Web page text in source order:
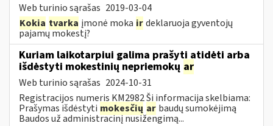
Web turinio sąrašas 2019-03-04
Kokia tvarka įmonė moka irdeklaruoja gyventojų
pajamų mokestį?
Kuriam laikotarpiui galima prašyti atidėti arba
išdėstyti mokestinių nepriemokų ar
Web turinio sąrašas 2024-10-31
Registracijos numeris KM2982 Ši informacija skelbiama:
Prašymas išdėstyti mokesčių ar baudų sumokėjimą
Baudos už administracinį nusižengimą...